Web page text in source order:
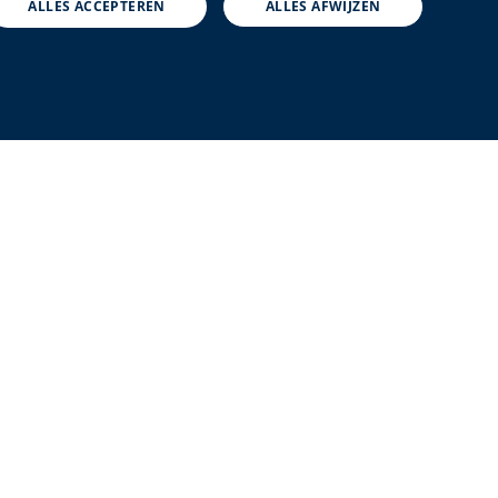
ALLES ACCEPTEREN ALLES AFWIJZEN